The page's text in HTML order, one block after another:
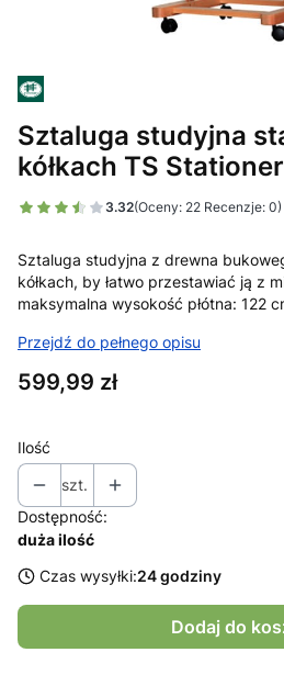
Sztaluga studyjna
kółkach TS
3.32(Oceny: 22 Recenzje: 0)
Sztaluga studyjna z drewna
kółkach, by łatwo przestawiać ją z
maksymalna wysokość płótna: 122
Przejdź do pełnego opisu
Cena
599,99 zł
Ilość
szt.
Dostępność:
duża ilość
Czas wysyłki:24 godziny
Dodaj do